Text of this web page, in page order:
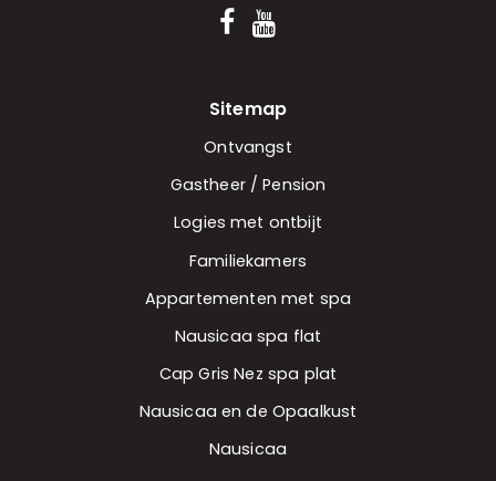
Sitemap
Ontvangst
Gastheer / Pension
Logies met ontbijt
Familiekamers
Appartementen met spa
Nausicaa spa flat
Cap Gris Nez spa plat
Nausicaa en de Opaalkust
Nausicaa